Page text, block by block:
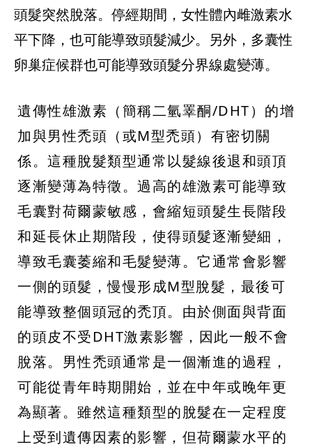
頭髮突然脫落。停經期間，女性體內雌激素水
平下降，也可能導致頭髮減少。另外，多囊性
卵巢症候群也可能導致頭髮分界線處變薄。
遺傳性雄激素（簡稱二氫睪酮/DHT）的增
加與男性禿頭（或M型禿頭）有密切關
係。這種脫髮類型通常以髮線後退和頭頂
逐漸變薄為特徵。過高的雄激素可能導致
毛囊對荷爾蒙敏感，會縮短頭髮生長階段
和延長休止期階段，使得頭髮逐漸變細，
導致毛囊萎縮和毛髮變薄。它通常會影響
一側的頭髮，慢慢形成M型脫髮，最後可
能導致整個頭冠的禿頂。由於側面與背面
的頭皮不受DHT激素影響，因此一般不會
脫落。男性禿頭通常是一個漸進的過程，
可能從青年時期開始，並在中年或晚年更
為顯著。雖然這種類型的脫髮在一定程度
上受到遺傳因素的影響，但荷爾蒙水平的